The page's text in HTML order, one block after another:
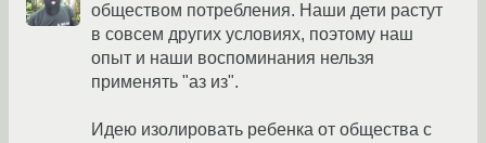
обществом потребления. Наши дети растут
в совсем других условиях, поэтому наш
опыт и наши воспоминания нельзя
применять "аз из".
Идею изолировать ребенка от общества с